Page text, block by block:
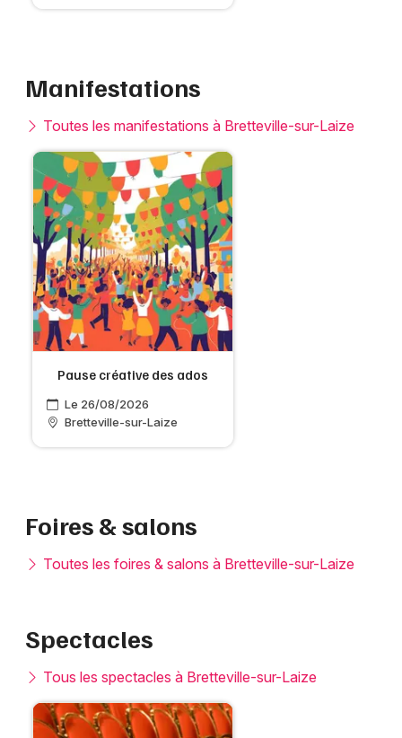
Manifestations
Toutes les manifestations à Bretteville-sur-Laize
Pause créative des ados
Le 26/08/2026
Bretteville-sur-Laize
Foires & salons
Toutes les foires & salons à Bretteville-sur-Laize
Spectacles
Tous les spectacles à Bretteville-sur-Laize